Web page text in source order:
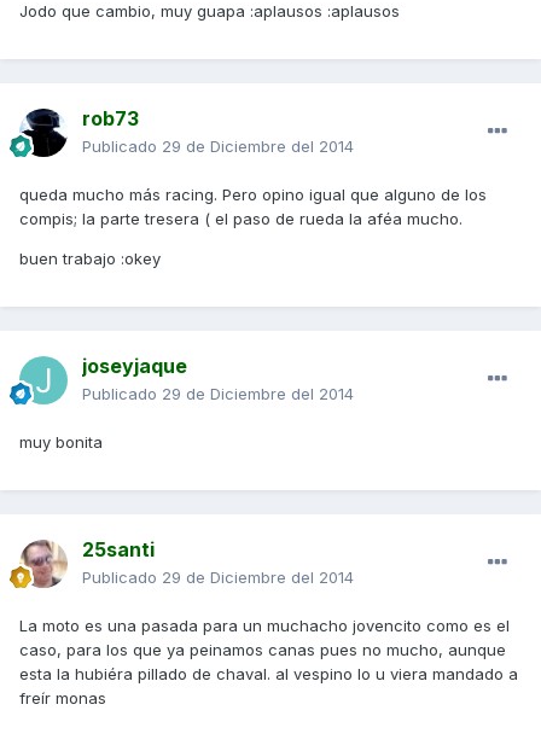
Jodo que cambio, muy guapa :aplausos :aplausos
rob73
Publicado 29 de Diciembre del 2014
queda mucho más racing. Pero opino igual que alguno de los
compis; la parte tresera ( el paso de rueda la aféa mucho.
buen trabajo :okey
joseyjaque
Publicado 29 de Diciembre del 2014
muy bonita
25santi
Publicado 29 de Diciembre del 2014
La moto es una pasada para un muchacho jovencito como es el
caso, para los que ya peinamos canas pues no mucho, aunque
esta la hubiéra pillado de chaval. al vespino lo u viera mandado a
freír monas